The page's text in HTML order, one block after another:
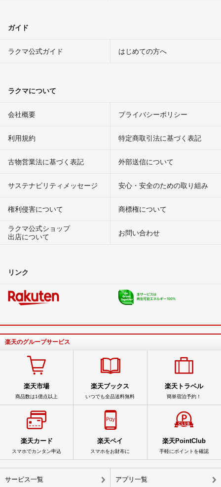
ガイド
ラクマ公式ガイド はじめての方へ
ラクマについて
会社概要 プライバシーポリシー
利用規約 特定商取引法に基づく表記
古物営業法に基づく表記 外部送信について
サステナビリティメッセージ 安心・安全のための取り組み
権利侵害について
商標権について
ラクマ公式ショップ
出店について
お問い合わせ
リンク
楽天のグループサービス
楽天市場
商品数は1億点以上
楽天ブックス
いつでも全品送料無料
楽天トラベル
簡単宿泊予約！
楽天カード
スマホでカンタン申込
楽天ペイ
スマホをお財布に
楽天PointClub
手軽にポイントを確認
サービス一覧 アプリ一覧